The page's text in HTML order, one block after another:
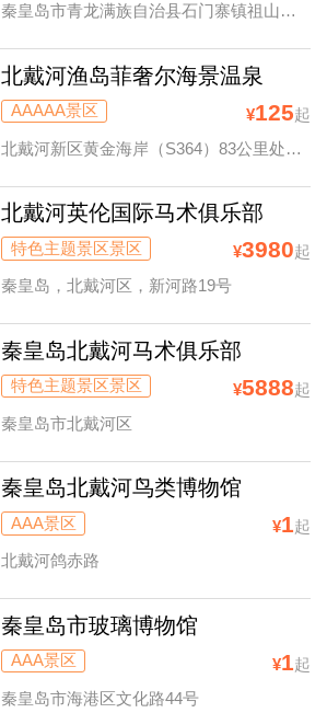
秦皇岛市青龙满族自治县石门寨镇祖山风景区
北戴河渔岛菲奢尔海景温泉
AAAAA景区 ¥125起
北戴河新区黄金海岸（S364）83公里处（渔岛景区内）
北戴河英伦国际马术俱乐部
特色主题景区景区 ¥3980起
秦皇岛，北戴河区，新河路19号
秦皇岛北戴河马术俱乐部
特色主题景区景区 ¥5888起
秦皇岛市北戴河区
秦皇岛北戴河鸟类博物馆
AAA景区 ¥1起
北戴河鸽赤路
秦皇岛市玻璃博物馆
AAA景区 ¥1起
秦皇岛市海港区文化路44号